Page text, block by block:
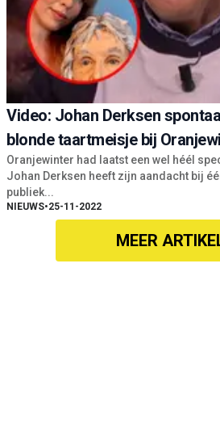
Video: Johan Derksen
blonde taartmeisje bij
Oranjewinter had laatst een wel héél
Johan Derksen heeft zijn aandacht bij
publiek...
NIEUWS•25-11-2022
MEER